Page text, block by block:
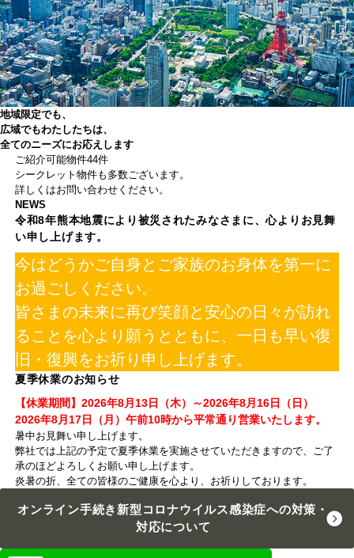
地域限定でも、
広域でもわたしたちは、
全てのニーズにお応えします
ご紹介可能物件44件
シークレット物件も多数ございます。
詳しくはお問い合わせください。
NEWS
令和8年熊本地震により被災されたみなさまに、心よりお見舞
い申し上げます。
今はどうかご自身とご家族のお身体を第一に
お過ごしください。
皆さまの未来に再び笑顔と安心の日々が訪れ
ることを心より願うとともに、一日も早い復
旧・復興をお祈り申し上げます。
夏季休業のお知らせ
【休業期間】2026年8月13日（木）～2026年8月16日（日）
2026年8月17日（月）午前10時から平常通り営業いたします。
暑中お見舞い申し上げます。
弊社では上記の予定で夏季休業を実施させていただきますので、ご了
承のほどよろしくお願い申し上げます。
炎暑の折、全ての皆様のご健康を心より、お祈りしております。
オンライン手続き新型コロナウイルス感染症への対策・
対応について